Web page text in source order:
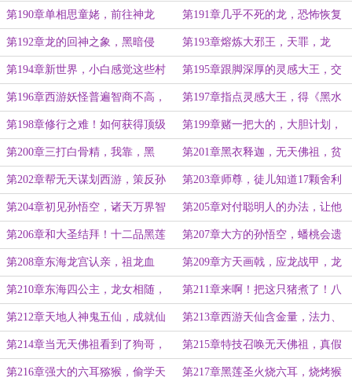
身，龙凤呈祥！ 寻宝？复活李沧海
第190章单相思童姥，前往神龙
岛，再战神龙
第191章几乎不死的龙，恐怖恢复
力，杀龙取元
第192章龙的回神之象，黑暗侵
袭，诛仙剑救主
第193章熔炼大邪王，天罪，龙
鳞、魔剑诛仙
第194章新世界，小白感觉这些村
民都好香，陈家庄！
第195章跟脚深厚的灵感大王，交
流一番
第196章西游妖怪普遍智商不高，
忽悠灵感
第197章指点灵感大王，得《黑水
诀》
第198章修行之难！如何获得顶级
功法？找谁！
第199章赌一把大的，大胆计划，
忽悠猴子！
第200章三打白骨精，我靠，黑
莲！
第201章黑衣释迦，无天佛祖，贫
僧与你有师徒之缘
第202章帮无天谋划西游，策反孙
悟空的可能！
第203章师尊，徒儿知道17颗舍利
位置，移植火焰梧桐
第204章初见孙悟空，诸天万界智
力最高的悟空
第205章对付聪明人的办法，让他
自我脑补
第206章和大圣结拜！十二品黑莲
种子
第207章大方的孙悟空，蟠桃会遗
留，兄弟谈心
第208章东海龙宫认亲，祖龙血
脉！
第209章方天画戟，应龙战甲，龙
王要送女！
第210章东海四公主，龙女相随，
回花果山
第211章来啊！把这只猪煮了！八
戒说黄袍
第212章天地人神鬼五仙，成就仙
道，天劫临
第213章西游天仙含金量，法力、
法宝、神通！
第214章当无天佛祖看到了狗哥，
如来相似的花
第215章特技召唤无天佛祖，真假
美猴王
第216章强大的六耳猕猴，偷学天 第217章黑莲圣火烧六耳，烧烤猴